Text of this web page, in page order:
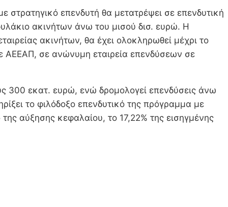
επενδυτή θα μετατρέψει σε επενδυτική
ακινήτων άνω του μισού δισ. ευρώ. Η
ακινήτων, θα έχει ολοκληρωθεί μέχρι το
ΑΕΕΑΠ, σε ανώνυμη εταιρεία επενδύσεων σε
300 εκατ. ευρώ, ενώ δρομολογεί επενδύσεις άνω
το φιλόδοξο επενδυτικό της πρόγραμμα με
αύξησης κεφαλαίου, το 17,22% της εισηγμένης